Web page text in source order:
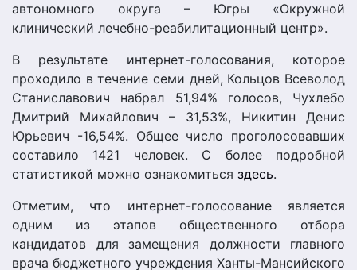
автономного округа – Югры «Окружной
клинический лечебно-реабилитационный центр».
В результате интернет-голосования, которое
проходило в течение семи дней, Кольцов Всеволод
Станиславович набрал 51,94% голосов, Чухлебо
Дмитрий Михайлович – 31,53%, Никитин Денис
Юрьевич -16,54%. Общее число проголосовавших
составило 1421 человек. С более подробной
статистикой можно ознакомиться здесь.
Отметим, что интернет-голосование является
одним из этапов общественного отбора
кандидатов для замещения должности главного
врача бюджетного учреждения Ханты-Мансийского